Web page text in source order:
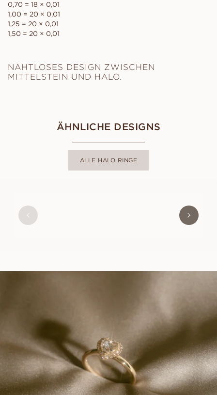
0,70 = 18 × 0,01
1,00 = 20 × 0,01
1,25 = 20 × 0,01
1,50 = 20 × 0,01
NAHTLOSES DESIGN ZWISCHEN
MITTELSTEIN UND HALO.
ÄHNLICHE DESIGNS
ALLE HALO RINGE